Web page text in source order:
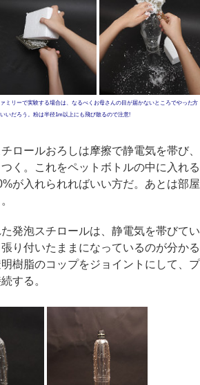
ミリーで実験する場合は、なるべくお母さんの目が届かないところでやった方
いだろう。粉は半径1m以上にも飛び散るので注意!
ロールおろしは摩擦で静電気を帯び、
く。これをペットボトルの中に入れる
が入れられればいい方だ。あとは部屋
発泡スチロールは、静電気を帯びてい
り付いたままになっているのが分かる
樹脂のコップをジョイントにして、プ
する。